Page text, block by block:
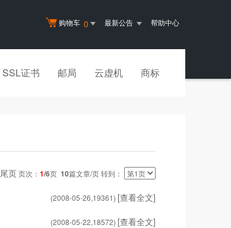
购物车 0 最新公告 帮助中心
SSL证书 邮局 云虚机 商标
尾页页次： 1/6页 10篇文章/页 转到：
(2008-05-26,19361) [查看全文]
(2008-05-22,18572) [查看全文]